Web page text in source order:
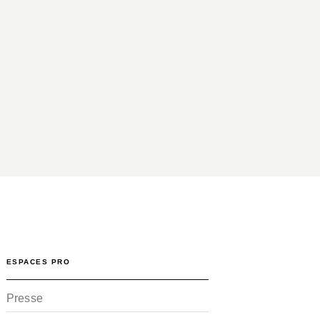
ESPACES PRO
Presse